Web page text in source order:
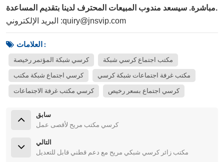
مباشرة. سيسعد مندوب المبيعات المحترف لدينا بتقديم المساعدة.
البريد الإلكتروني :quiry@jnsvip.com
العلامات :
كرسي شبكة المؤتمر رخيصة مكتب اجتماع كرسي شبكة
كرسي اجتماع شبكة مكتب مكتب غرفة اجتماعات شبكة كرسي
كرسي مكتب غرفة الاجتماعات كرسي اجتماع بسعر رخيص
سابق
كرسي مكتب مريح لأقصى عمل
التالي
مكتب زائر كرسي شبكي مريح مع دعم قطني قابل للتعديل